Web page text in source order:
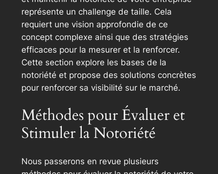
représente un challenge de taille. Cela
requiert une vision approfondie de ce
concept complexe ainsi que des stratégies
efficaces pour la mesurer et la renforcer.
Cette section explore les bases de la
notoriété et propose des solutions concrètes
pour renforcer sa visibilité sur le marché.
Méthodes pour Évaluer et
Stimuler la Notoriété
Nous passerons en revue plusieurs